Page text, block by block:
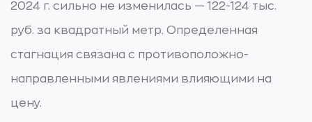
2024 г. сильно не изменилась — 122-124 тыс.
руб. за квадратный метр. Определенная
стагнация связана с противоположно-
направленными явлениями влияющими на
цену.